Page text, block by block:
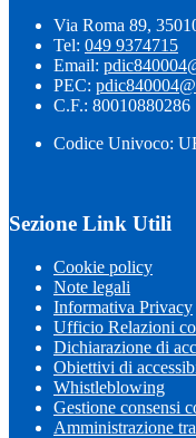
Via Roma 89,
Tel: 049 9374715
Email:
PEC:
C.F.: 80010880286
Codice Univoco:
Sezione Link Utili
Cookie policy
Note legali
Informativa Privacy
Ufficio Relazioni
Dichiarazione di
Obiettivi di
Whistleblowing
Gestione consensi
Amministrazione